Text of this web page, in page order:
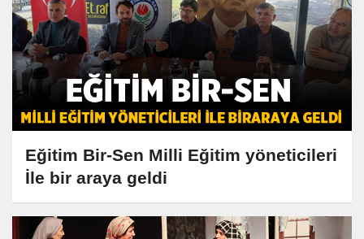
Eğitim Bir-Sen Milli Eğitim yöneticileri
İle bir araya geldi